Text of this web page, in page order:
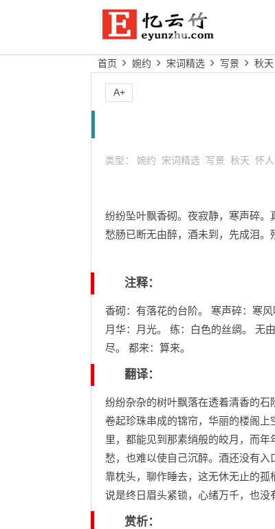
首页 婉约 宋词精选 写景 秋天
类型： 婉约 宋词精选 写景 秋天 怀人
纷纷坠叶飘香砌。夜寂静，寒声碎。
愁肠已断无由醉，酒未到，先成泪。
注释：
香砌：有落花的台阶。 寒声碎：寒
月华：月光。 练：白色的丝绸。 无
尽。 都来：算来。
翻译：
纷纷杂杂的树叶飘落在透着清香的石
卷起珍珠串成的锦帘，华丽的楼阁
里，都能见到那素绡般的皎月，而
愁，也难以使自己沉醉。酒还没有
靠枕头，聊作睡去，这无休无止的
说是终日眉头紧锁，心绪万千，也没
赏析：
A+